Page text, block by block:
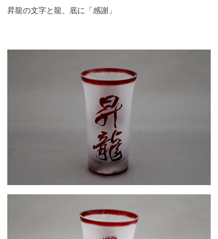
昇龍の文字と龍、底に「感謝」